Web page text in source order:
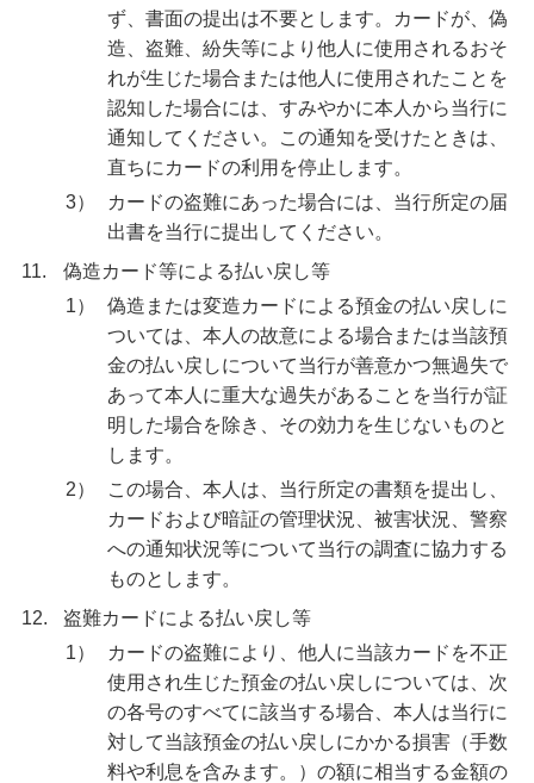
ず、書面の提出は不要とします。カードが、偽
造、盗難、紛失等により他人に使用されるおそ
れが生じた場合または他人に使用されたことを
認知した場合には、すみやかに本人から当行に
通知してください。この通知を受けたときは、
直ちにカードの利用を停止します。
3）
カードの盗難にあった場合には、当行所定の届
出書を当行に提出してください。
11.
偽造カード等による払い戻し等
1）
偽造または変造カードによる預金の払い戻しに
ついては、本人の故意による場合または当該預
金の払い戻しについて当行が善意かつ無過失で
あって本人に重大な過失があることを当行が証
明した場合を除き、その効力を生じないものと
します。
2）
この場合、本人は、当行所定の書類を提出し、
カードおよび暗証の管理状況、被害状況、警察
への通知状況等について当行の調査に協力する
ものとします。
12.
盗難カードによる払い戻し等
1）
カードの盗難により、他人に当該カードを不正
使用され生じた預金の払い戻しについては、次
の各号のすべてに該当する場合、本人は当行に
対して当該預金の払い戻しにかかる損害（手数
料や利息を含みます。）の額に相当する金額の